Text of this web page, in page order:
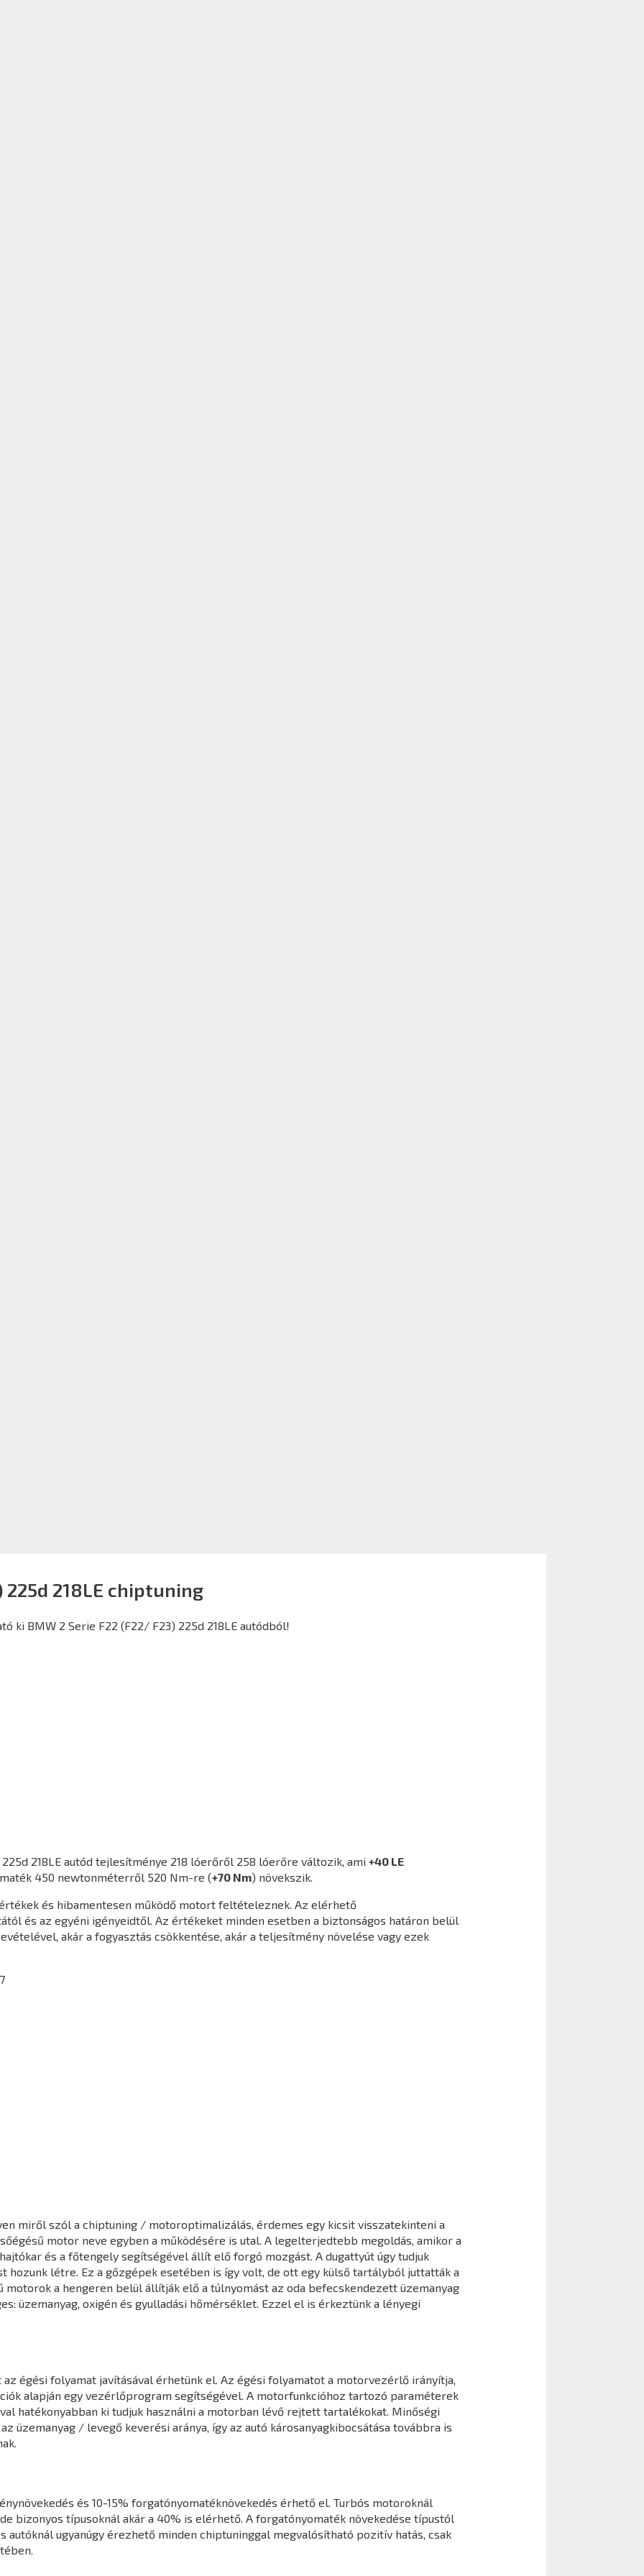
225d 218LE chiptuning
ki BMW 2 Serie F22 (F22/ F23) 225d 218LE autódból!
218LE autód tejlesítménye 218 lóerőről 258 lóerőre változik, ami +40 LE
450 newtonméterről 520 Nm-re (+70 Nm) növekszik.
és hibamentesen működő motort feltételeznek. Az elérhető
és az egyéni igényeidtől. Az értékeket minden esetben a biztonságos határon belül
akár a fogyasztás csökkentése, akár a teljesítmény növelése vagy ezek
miről szól a chiptuning / motoroptimalizálás, érdemes egy kicsit visszatekinteni a
motor neve egyben a működésére is utal. A legelterjedtebb megoldás, amikor a
és a főtengely segítségével állít elő forgó mozgást. A dugattyút úgy tudjuk
hozunk létre. Ez a gőzgépek esetében is így volt, de ott egy külső tartályból juttatták a
motorok a hengeren belül állítják elő a túlnyomást az oda befecskendezett üzemanyag
üzemanyag, oxigén és gyulladási hőmérséklet. Ezzel el is érkeztünk a lényegi
égési folyamat javításával érhetünk el. Az égési folyamatot a motorvezérlő irányítja,
alapján egy vezérlőprogram segítségével. A motorfunkcióhoz tartozó paraméterek
hatékonyabban ki tudjuk használni a motorban lévő rejtett tartalékokat. Minőségi
üzemanyag / levegő keverési aránya, így az autó károsanyagkibocsátása továbbra is
és 10-15% forgatónyomatéknövekedés érhető el. Turbós motoroknál
bizonyos típusoknál akár a 40% is elérhető. A forgatónyomaték növekedése típustól
autóknál ugyanúgy érezhető minden chiptuninggal megvalósítható pozitív hatás, csak